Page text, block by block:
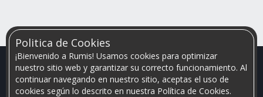
Politica de Cookies
¡Bienvenido a Rumis! Usamos cookies para optimizar
nuestro sitio web y garantizar su correcto funcionamiento. Al
continuar navegando en nuestro sitio, aceptas el uso de
cookies según lo descrito en nuestra Política de Cookies.